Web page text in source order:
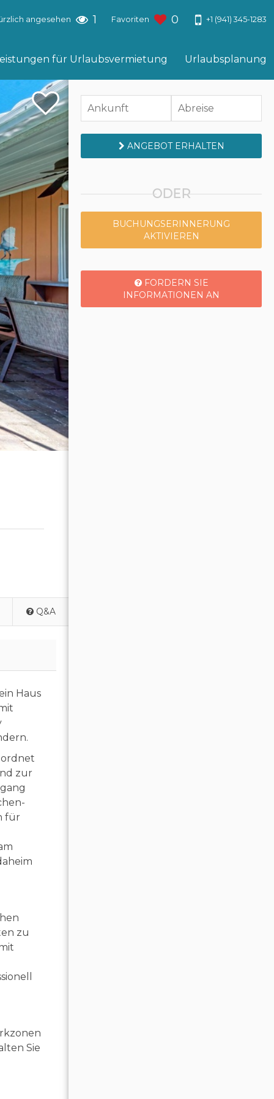
für Urlaubsvermietung Urlaubsplanung
angesehen 1 Favoriten 0 +1 (941) 345-1283
Q&A
Haus
zur
für
zu
Sie
ANGEBOT ERHALTEN
ODER
BUCHUNGSERINNERUNG
AKTIVIEREN
FORDERN SIE
INFORMATIONEN AN